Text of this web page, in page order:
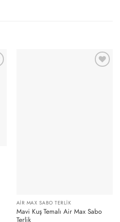
AIR MAX SABO TERLIK
Mavi Kuş Temalı Air Max Sabo
Terlik